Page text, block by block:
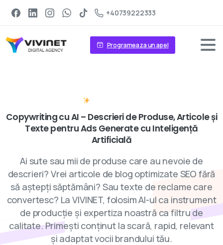
+40739222333
Programeaza un apel
CopywritingcuAI – Descrieride Produse,Articoleși
TextepentruAds Generatecu Inteligență
Artificială
Ai sute sau mii de produse care au nevoie de
descrieri? Vrei articole de blog optimizate SEO fără
să aștepți săptămâni? Sau texte de reclame care
convertesc? La VIVINET, folosim AI-ul ca instrument
de producție și expertiza noastră ca filtru de
calitate. Primești conținut la scară, rapid, relevant
și adaptat vocii brandului tău.